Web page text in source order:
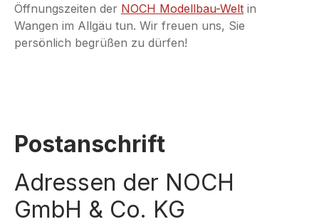
Öffnungszeiten der NOCH Modellbau-Welt in
Wangen im Allgäu tun. Wir freuen uns, Sie
persönlich begrüßen zu dürfen!
Postanschrift
Adressen der NOCH
GmbH & Co. KG